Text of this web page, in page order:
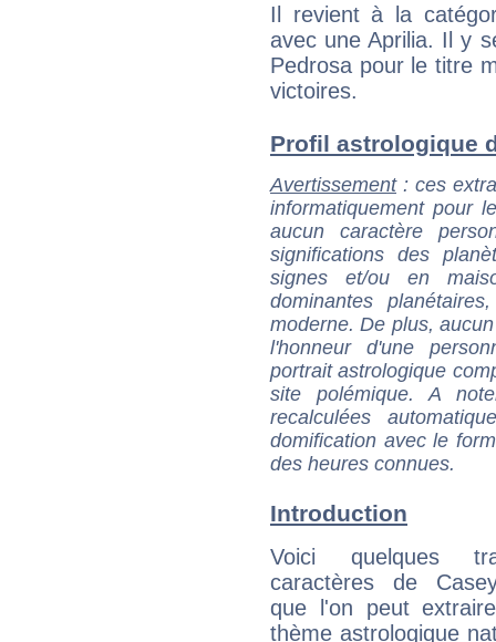
Il revient à la
avec une Aprilia. Il y
Pedrosa pour le titre
victoires.
Profil astrologique
Avertissement: ces
informatiquement pour
aucun caractère
significations des
signes et/ou en
dominantes
moderne. De plus,
l'honneur d'une
portrait astrologique
site polémique. A
recalculées
domification avec le
des heures connues.
Introduction
Voici quelques
caractères de
que l'on peut
thème astrologique